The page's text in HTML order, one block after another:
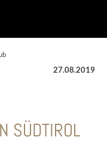
27.08.2019
SÜDTIROL